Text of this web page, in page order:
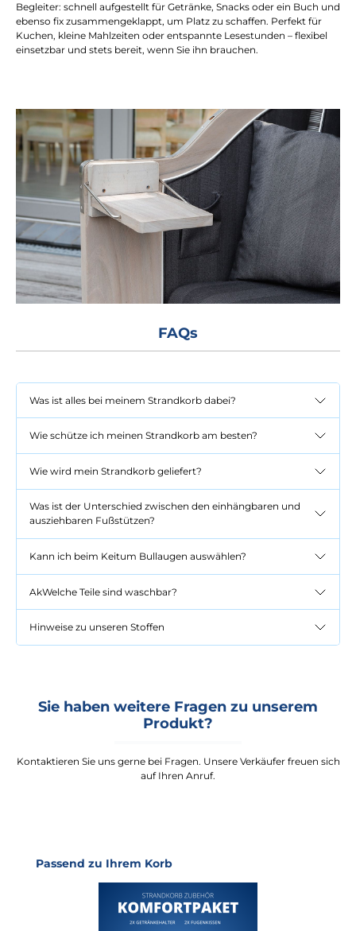
Begleiter: schnell aufgestellt für Getränke, Snacks oder ein Buch und
ebenso fix zusammengeklappt, um Platz zu schaffen. Perfekt für
Kuchen, kleine Mahlzeiten oder entspannte Lesestunden – flexibel
einsetzbar und stets bereit, wenn Sie ihn brauchen.
FAQs
Was ist alles bei meinem Strandkorb dabei?
Wie schütze ich meinen Strandkorb am besten?
Wie wird mein Strandkorb geliefert?
Was ist der Unterschied zwischen den einhängbaren und
ausziehbaren Fußstützen?
Kann ich beim Keitum Bullaugen auswählen?
AkWelche Teile sind waschbar?
Hinweise zu unseren Stoffen
Sie haben weitere Fragen zu unserem
Produkt?
Kontaktieren Sie uns gerne bei Fragen. Unsere Verkäufer freuen sich
auf Ihren Anruf.
Produktgalerie überspringen
Passend zu Ihrem Korb